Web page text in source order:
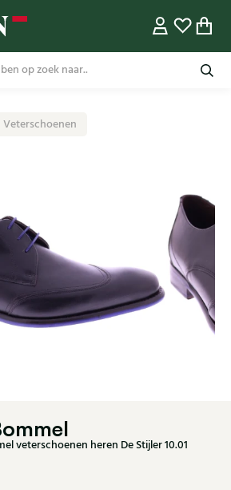
Veterschoenen
veterschoenen heren De Stijler 10.01